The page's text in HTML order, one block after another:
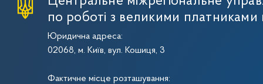
по роботі з великими платниками
Юридична адреса:
02068, м. Київ, вул. Кошиця, 3
Фактичне місце розташування: